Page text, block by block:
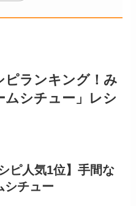
ピランキング！み
ムシチュー」レシ
ピ人気1位】手間な
シチュー